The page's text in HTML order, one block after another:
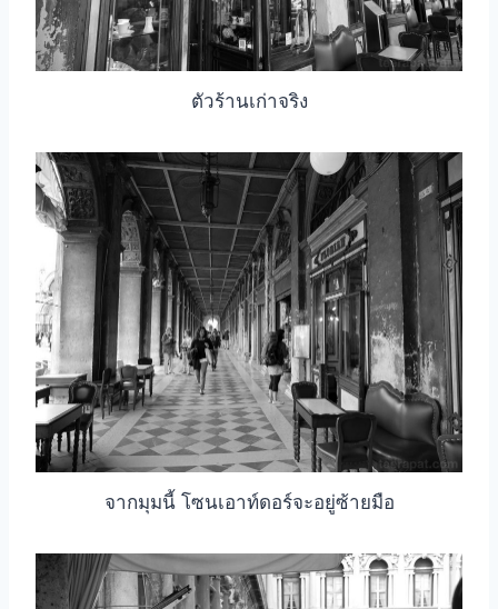
ตัวร้านเก่าจริง
จากมุมนี้ โซนเอาท์ดอร์จะอยู่ซ้ายมือ